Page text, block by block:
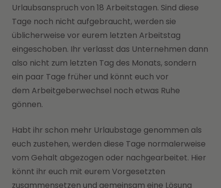
Urlaubsanspruch von 18 Arbeitstagen. Sind diese
Tage noch nicht aufgebraucht, werden sie
üblicherweise vor eurem letzten Arbeitstag
eingeschoben. Ihr verlasst das Unternehmen dann
also nicht zum letzten Tag des Monats, sondern
ein paar Tage früher und könnt euch vor
dem Arbeitgeberwechsel noch etwas Ruhe
gönnen.
Habt ihr schon mehr Urlaubstage genommen als
euch zustehen, werden diese Tage normalerweise
vom Gehalt abgezogen oder nachgearbeitet. Hier
könnt ihr euch mit eurem Vorgesetzten
zusammensetzen und gemeinsam eine Lösung